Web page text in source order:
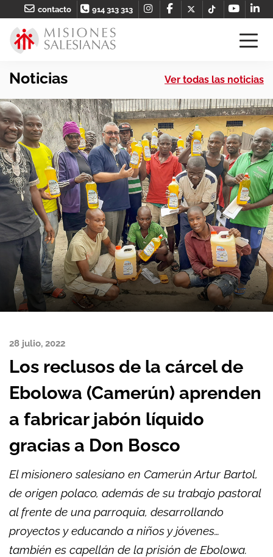
contacto 914 313 313
Noticias Ver todas las noticias
28 julio, 2022
Los reclusos de la cárcel de
Ebolowa (Camerún) aprenden
a fabricar jabón líquido
gracias a Don Bosco
El misionero salesiano en Camerún Artur Bartol,
de origen polaco, además de su trabajo pastoral
al frente de una parroquia, desarrollando
proyectos y educando a niños y jóvenes…
también es capellán de la prisión de Ebolowa.